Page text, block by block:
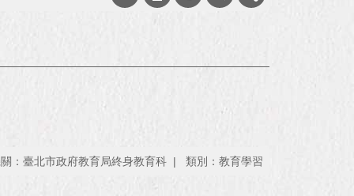
：臺北市政府教育局終身教育科 類別：教育學習